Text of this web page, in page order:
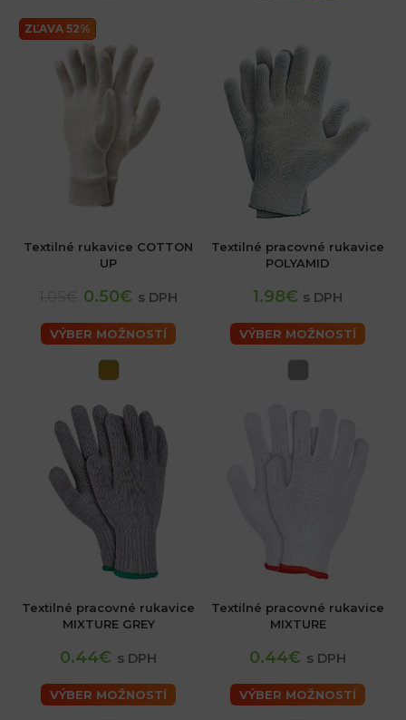
ZĽAVA 52%
Textilné rukavice COTTON
UP
0.50€ s DPH
VÝBER MOŽNOSTÍ
Textilné pracovné rukavice
POLYAMID
1.98€ s DPH
VÝBER MOŽNOSTÍ
Textilné pracovné rukavice
MIXTURE GREY
0.44€ s DPH
VÝBER MOŽNOSTÍ
Textilné pracovné rukavice
MIXTURE
0.44€ s DPH
VÝBER MOŽNOSTÍ